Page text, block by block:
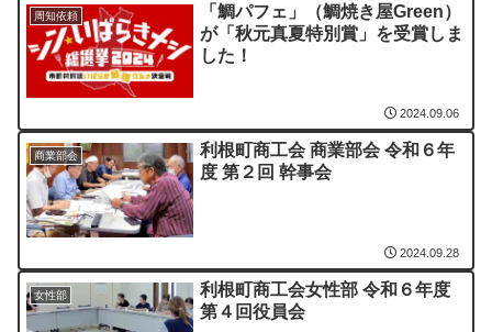
周知依頼
「鯛パフェ」（鯛焼き屋Green）
が「秋元真夏特別賞」を受賞しま
した！
2024.09.06
商業部会
利根町商工会 商業部会 令和６年
度 第２回 幹事会
2024.09.28
女性部
利根町商工会女性部 令和６年度
第４回役員会